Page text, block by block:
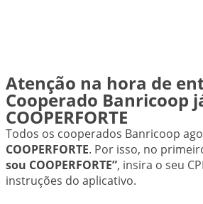
Atenção na hora de
Cooperado Banricoop
COOPERFORTE
Todos os cooperados Banricoop
COOPERFORTE. Por isso, no
sou COOPERFORTE”, insira o seu
instruções do aplicativo.